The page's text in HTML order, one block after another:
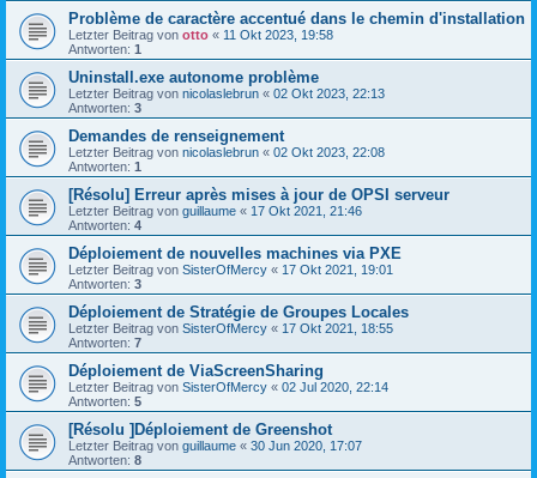
Problème de caractère accentué dans le chemin d'installation
Letzter Beitrag von otto « 11 Okt 2023, 19:58
Antworten: 1
Uninstall.exe autonome problème
Letzter Beitrag von nicolaslebrun « 02 Okt 2023, 22:13
Antworten: 3
Demandes de renseignement
Letzter Beitrag von nicolaslebrun « 02 Okt 2023, 22:08
Antworten: 1
[Résolu] Erreur après mises à jour de OPSI serveur
Letzter Beitrag von guillaume « 17 Okt 2021, 21:46
Antworten: 4
Déploiement de nouvelles machines via PXE
Letzter Beitrag von SisterOfMercy « 17 Okt 2021, 19:01
Antworten: 3
Déploiement de Stratégie de Groupes Locales
Letzter Beitrag von SisterOfMercy « 17 Okt 2021, 18:55
Antworten: 7
Déploiement de ViaScreenSharing
Letzter Beitrag von SisterOfMercy « 02 Jul 2020, 22:14
Antworten: 5
[Résolu ]Déploiement de Greenshot
Letzter Beitrag von guillaume « 30 Jun 2020, 17:07
Antworten: 8